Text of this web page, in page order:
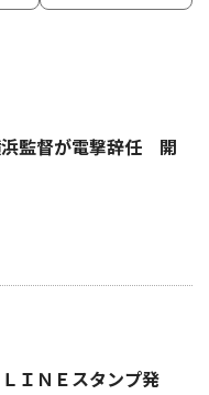
浜監督が電撃辞任 開
ＩＮＥスタンプ発